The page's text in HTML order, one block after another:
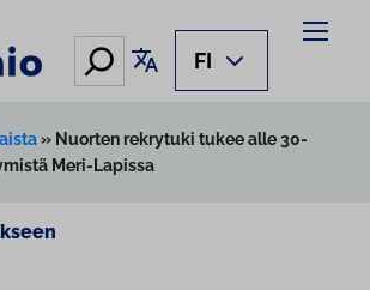
Hae Käännä sivu
FI
» Nuorten rekrytuki tukee alle 30-
Meri-Lapissa